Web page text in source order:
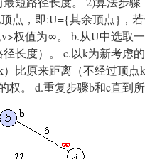
点，即:U={其余顶点}，
权值为∞。 b.从U中选取
长度）。 c.以k为新考虑
比原来距离（不经过顶
权。 d.重复步骤b和c直到